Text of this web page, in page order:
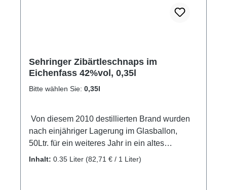
Sehringer Zibärtleschnaps im
Eichenfass 42%vol, 0,35l
Bitte wählen Sie: 0,35l
Von diesem 2010 destillierten Brand wurden
nach einjähriger Lagerung im Glasballon,
50Ltr. für ein weiteres Jahr in ein altes
Eichenfass gelegt. Durch das offenporige Holz
Inhalt: 0.35 Liter (82,71 € / 1 Liter)